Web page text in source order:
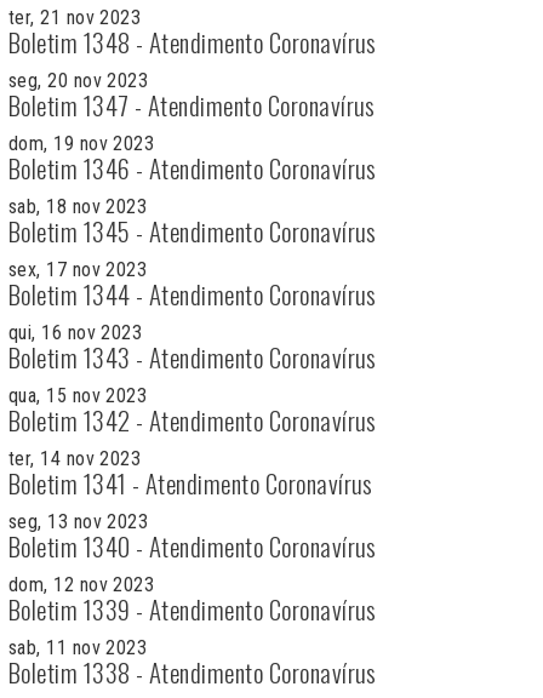
ter, 21 nov 2023
Boletim 1348 - Atendimento Coronavírus
seg, 20 nov 2023
Boletim 1347 - Atendimento Coronavírus
dom, 19 nov 2023
Boletim 1346 - Atendimento Coronavírus
sab, 18 nov 2023
Boletim 1345 - Atendimento Coronavírus
sex, 17 nov 2023
Boletim 1344 - Atendimento Coronavírus
qui, 16 nov 2023
Boletim 1343 - Atendimento Coronavírus
qua, 15 nov 2023
Boletim 1342 - Atendimento Coronavírus
ter, 14 nov 2023
Boletim 1341 - Atendimento Coronavírus
seg, 13 nov 2023
Boletim 1340 - Atendimento Coronavírus
dom, 12 nov 2023
Boletim 1339 - Atendimento Coronavírus
sab, 11 nov 2023
Boletim 1338 - Atendimento Coronavírus